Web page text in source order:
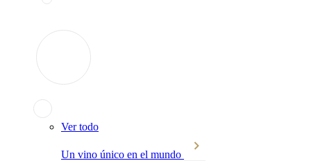
Ver todo
Un vino único en el mundo